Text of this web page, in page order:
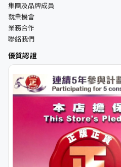
集團及品牌成員
就業機會
業務合作
聯絡我們
優質認證